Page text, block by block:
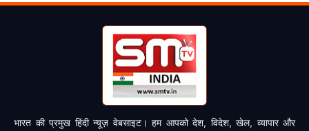
भारत की प्रमुख हिंदी न्यूज़ वेबसाइट। हम आपको देश, विदेश, खेल, व्यापार और